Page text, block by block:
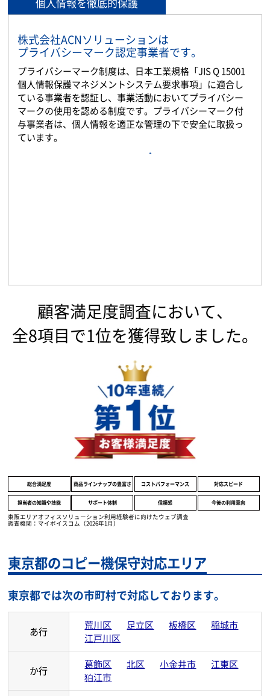
株式会社ACNソリューションは
プライバシーマーク認定事業者です。
プライバシーマーク制度は、日本工業規格「JIS Q 15001
個人情報保護マネジメントシステム要求事項」に適合し
ている事業者を認証し、事業活動においてプライバシー
マークの使用を認める制度です。プライバシーマーク付
与事業者は、個人情報を適正な管理の下で安全に取扱っ
ています。
顧客満足度調査において、
全8項目で1位を獲得致しました。
総合満足度 商品ラインナップの豊富さ コストパフォーマンス 対応スピード
担当者の知識や技能 サポート体制 信頼感 今後の利用意向
東阪エリアオフィスソリューション利用経験者に向けたウェブ調査
調査機関：マイボイスコム（2026年1月）
東京都のコピー機保守対応エリア
東京都では次の市町村で対応しております。
あ行
荒川区 足立区 板橋区
稲城市
江戸川区
か行
葛飾区 北区 小金井市
江東区
狛江市